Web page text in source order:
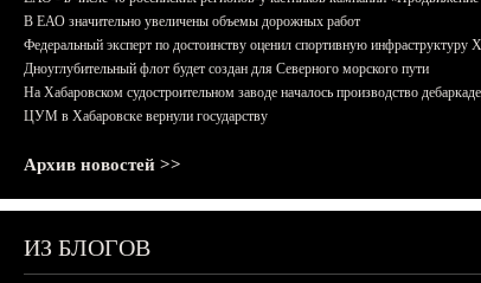
В ЕАО значительно увеличены объемы дорожных работ
Федеральный эксперт по достоинству оценил спортивную инфраструктуру
Дноуглубительный флот будет создан для Северного морского пути
На Хабаровском судостроительном заводе началось производство
ЦУМ в Хабаровске вернули государству
Архив новостей >>
ИЗ БЛОГОВ